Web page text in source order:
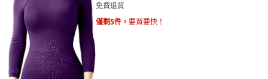
免費退貨
僅剩5件， 要買要快！